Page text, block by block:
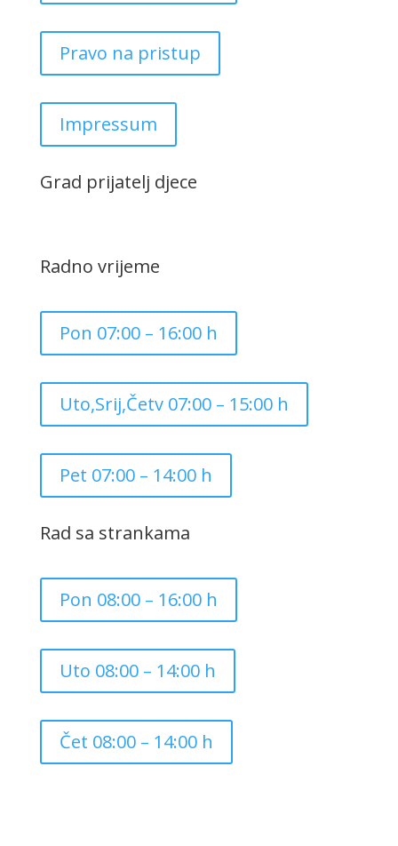
Pravo na pristup
Impressum
Grad prijatelj djece
Radno vrijeme
Pon 07:00 – 16:00 h
Uto,Srij,Četv 07:00 – 15:00 h
Pet 07:00 – 14:00 h
Rad sa strankama
Pon 08:00 – 16:00 h
Uto 08:00 – 14:00 h
Čet 08:00 – 14:00 h